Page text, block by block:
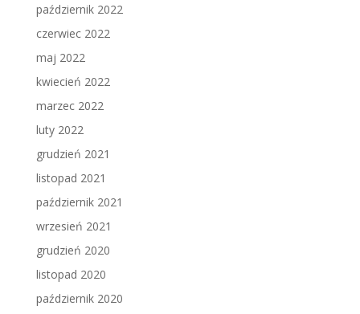
październik 2022
czerwiec 2022
maj 2022
kwiecień 2022
marzec 2022
luty 2022
grudzień 2021
listopad 2021
październik 2021
wrzesień 2021
grudzień 2020
listopad 2020
październik 2020